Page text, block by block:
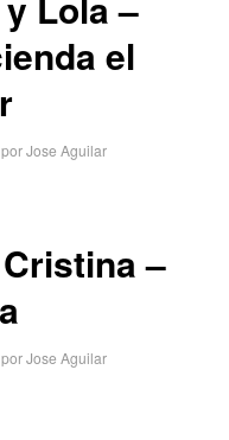
el
porJose Aguilar
–
porJose Aguilar